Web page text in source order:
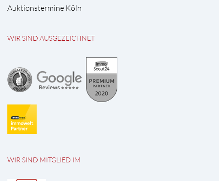
Auktionstermine Köln
WIR SIND AUSGEZEICHNET
WIR SIND MITGLIED IM